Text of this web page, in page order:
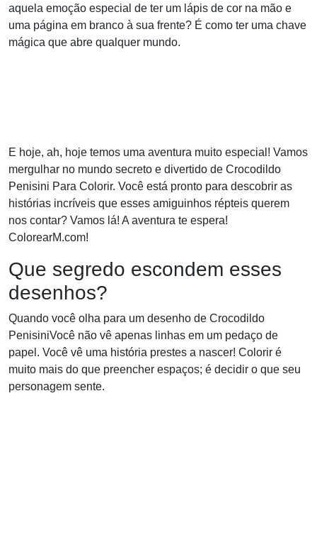
aquela emoção especial de ter um lápis de cor na mão e
uma página em branco à sua frente? É como ter uma chave
mágica que abre qualquer mundo.
E hoje, ah, hoje temos uma aventura muito especial! Vamos
mergulhar no mundo secreto e divertido de Crocodildo
Penisini Para Colorir. Você está pronto para descobrir as
histórias incríveis que esses amiguinhos répteis querem
nos contar? Vamos lá! A aventura te espera!
ColorearM.com!
Que segredo escondem esses
desenhos?
Quando você olha para um desenho de Crocodildo
PenisiniVocê não vê apenas linhas em um pedaço de
papel. Você vê uma história prestes a nascer! Colorir é
muito mais do que preencher espaços; é decidir o que seu
personagem sente.